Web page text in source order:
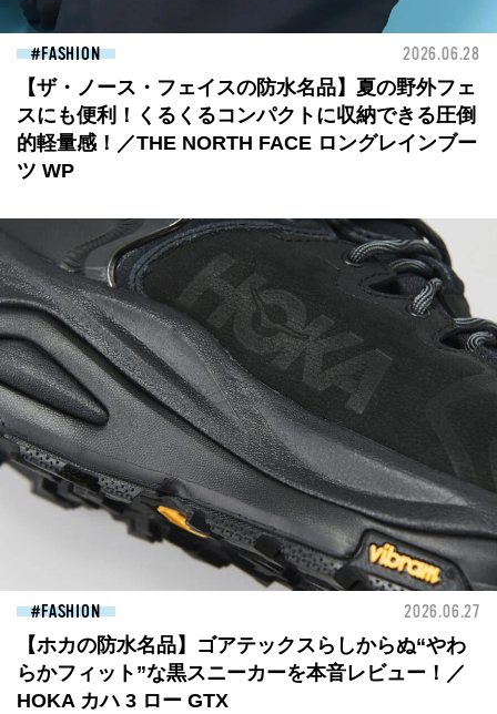
FASHION 2026.06.28
【ザ・ノース・フェイスの防水名品】夏の野外フェ
スにも便利！くるくるコンパクトに収納できる圧倒
的軽量感！／THE NORTH FACE ロングレインブー
ツ WP
FASHION 2026.06.27
【ホカの防水名品】ゴアテックスらしからぬ“やわ
らかフィット”な黒スニーカーを本音レビュー！／
HOKA カハ 3 ロー GTX